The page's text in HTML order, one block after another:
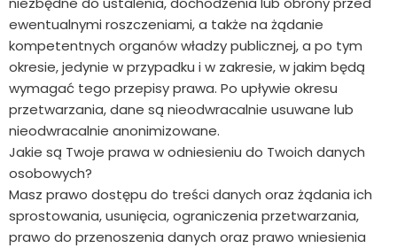
ewentualnymi roszczeniami, a także na żądanie
kompetentnych organów władzy publicznej, a po tym
okresie, jedynie w przypadku i w zakresie, w jakim będą
wymagać tego przepisy prawa. Po upływie okresu
przetwarzania, dane są nieodwracalnie usuwane lub
nieodwracalnie anonimizowane.
Jakie są Twoje prawa w odniesieniu do Twoich danych
osobowych?
Masz prawo dostępu do treści danych oraz żądania ich
sprostowania, usunięcia, ograniczenia przetwarzania,
prawo do przenoszenia danych oraz prawo wniesienia